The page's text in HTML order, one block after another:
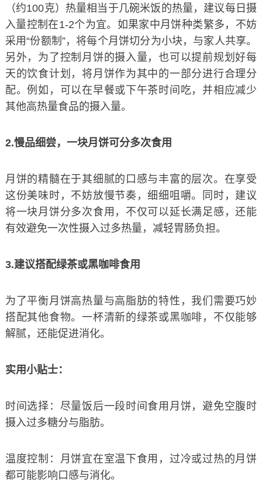
（约100克）热量相当于几碗米饭的热量，建议每日摄
入量控制在1-2个为宜。如果家中月饼种类繁多，不妨
采用“份额制”，将每个月饼切分为小块，与家人共享。
另外，为了控制月饼的摄入量，也可以提前规划好每
天的饮食计划，将月饼作为其中的一部分进行合理分
配。例如，可以在早餐或下午茶时间吃，并相应减少
其他高热量食品的摄入量。
2.慢品细尝，一块月饼可分多次食用
月饼的精髓在于其细腻的口感与丰富的层次。在享受
这份美味时，不妨放慢节奏，细细咀嚼。同时，建议
将一块月饼分多次食用，不仅可以延长满足感，还能
有效避免一次性摄入过多热量，减轻胃肠负担。
3.建议搭配绿茶或黑咖啡食用
为了平衡月饼高热量与高脂肪的特性，我们需要巧妙
搭配其他食物。一杯清新的绿茶或黑咖啡，不仅能够
解腻，还能促进消化。
实用小贴士：
时间选择：尽量饭后一段时间食用月饼，避免空腹时
摄入过多糖分与脂肪。
温度控制：月饼宜在室温下食用，过冷或过热的月饼
都可能影响口感与消化。